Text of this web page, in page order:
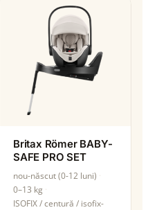
Britax Römer BABY-
SAFE PRO SET
nou-născut (0-12 luni)
0–13 kg
ISOFIX / centură / isofix-